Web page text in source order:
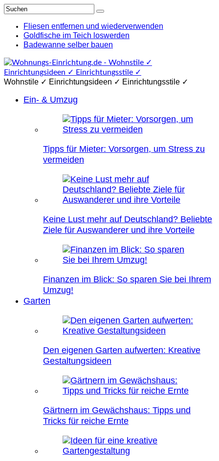
Fliesen entfernen und wiederverwenden
Goldfische im Teich loswerden
Badewanne selber bauen
Wohnstile ✓ Einrichtungsideen ✓ Einrichtungsstile ✓
Ein- & Umzug
Tipps für Mieter: Vorsorgen, um Stress zu
vermeiden
Keine Lust mehr auf Deutschland? Beliebte
Ziele für Auswanderer und ihre Vorteile
Finanzen im Blick: So sparen Sie bei Ihrem
Umzug!
Garten
Den eigenen Garten aufwerten: Kreative
Gestaltungsideen
Gärtnern im Gewächshaus: Tipps und
Tricks für reiche Ernte